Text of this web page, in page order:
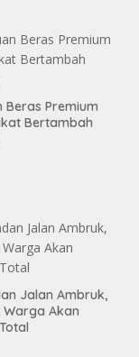
Beras Premium
Bertambah
Jalan Ambruk,
Warga Akan